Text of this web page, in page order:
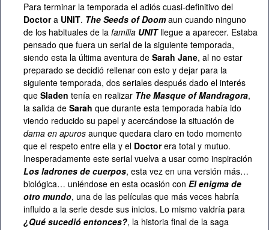
Para terminar la temporada el adiós cuasi-definitivo del
Doctora UNIT. The Seeds of Doomaun cuando ninguno
de los habituales de la familia UNITllegue a aparecer. Estaba
pensado que fuera un serial de la siguiente temporada,
siendo esta la última aventura de Sarah Jane, al no estar
preparado se decidió rellenar con esto y dejar para la
siguiente temporada, dos seriales después dado el interés
que Sladen tenía en realizar The Masque of Mandragora,
la salida de Sarah que durante esta temporada había ido
viendo reducido su papel y acercándose la situación de
dama en apuros aunque quedara claro en todo momento
que el respeto entre ella y el Doctorera total y mutuo.
Inesperadamente este serial vuelva a usar como inspiración
Los ladrones de cuerpos, esta vez en una versión más…
biológica… uniéndose en esta ocasión con El enigma de
otro mundo, una de las películas que más veces habría
influido a la serie desde sus inicios. Lo mismo valdría para
¿Qué sucedió entonces?, la historia final de la saga